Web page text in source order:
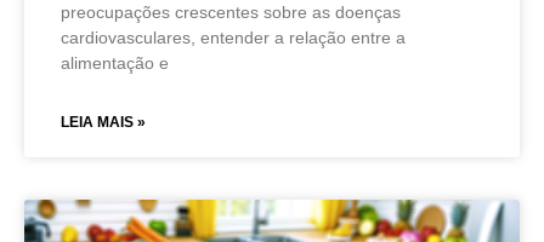
preocupações crescentes sobre as doenças
cardiovasculares, entender a relação entre a
alimentação e
LEIA MAIS »